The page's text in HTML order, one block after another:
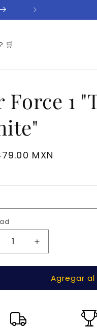
🛒
Force 1
MXN
Aumentar
cantidad
para
Force
&quot;Triple
White&quot;
Agregar